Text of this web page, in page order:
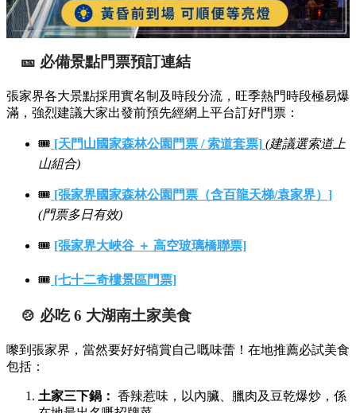
🎫 必備景點門票預訂連結
張家界各大景點採用實名制及時段分流，旺季熱門時段極易爆
滿，強烈建議大家出發前預先經網上平台訂好門票：
🎟️ [天門山國家森林公園門票 / 索道套票] (建議選索道上
山組合)
🎟️ [張家界國家森林公園門票（含百龍天梯/袁家界）]
(門票多日有效)
🎟️ [張家界大峽谷 ＋ 高空玻璃橋聯票]
🎟️ [七十二奇樓景區門票]
🍲 必吃 6 大湖南土家美食
嚟到張家界，當然要好好犒賞自己嘅味蕾！在地推薦必試美食
包括：
土家三下鍋： 香辣惹味，以內臟、臘肉及豆乾爆炒，係